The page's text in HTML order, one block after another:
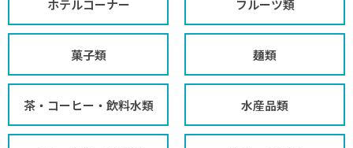
ホテルコーナー フルーツ類
菓子類 麺類
茶・コーヒー・飲料水類 水産品類